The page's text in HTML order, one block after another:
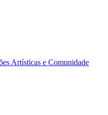
Artísticas e Comunidade